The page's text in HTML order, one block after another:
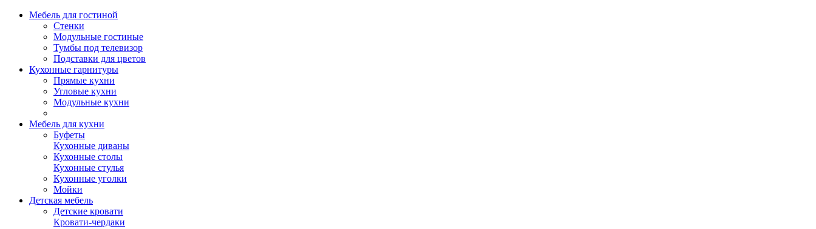
Мебель для гостиной
Стенки
Модульные гостиные
Тумбы под телевизор
Подставки для цветов
Кухонные гарнитуры
Прямые кухни
Угловые кухни
Модульные кухни
Мебель для кухни
Буфеты
Кухонные диваны
Кухонные столы
Кухонные стулья
Кухонные уголки
Мойки
Детская мебель
Детские кровати
Кровати-чердаки